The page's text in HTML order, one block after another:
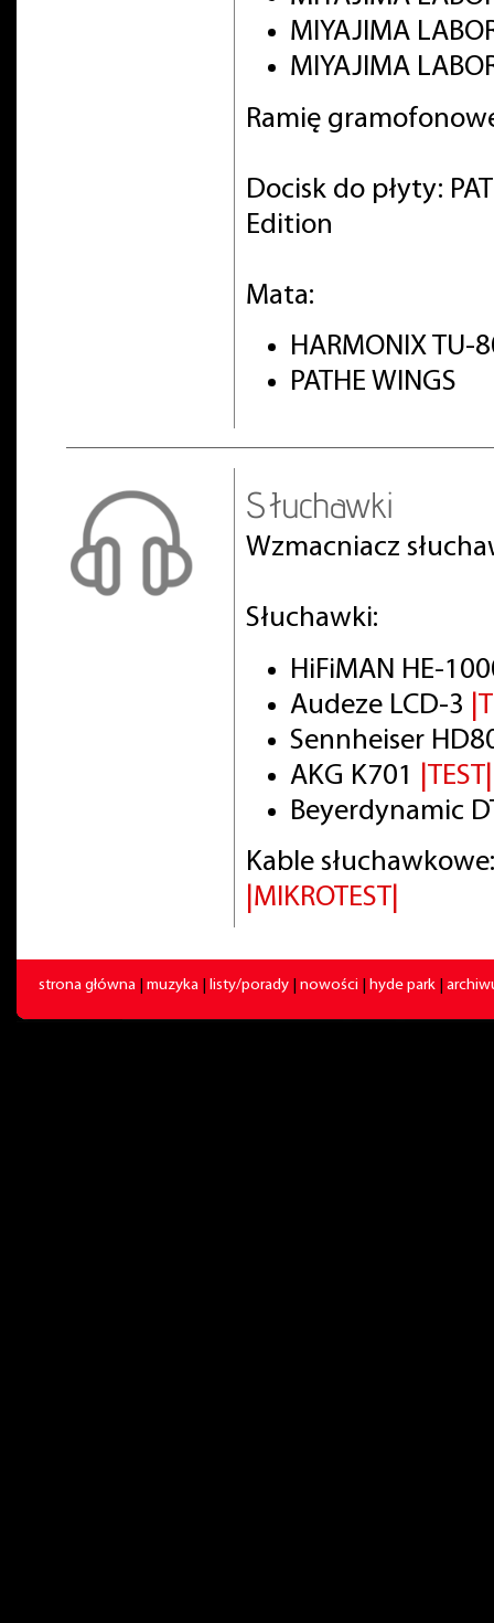
MIYAJIMA
MIYAJIMA
Ramię
Docisk do płyty:
Edition
Mata:
HARMONIX TU-
PATHE WINGS
Słuchawki
Wzmacniacz
Słuchawki:
HiFiMAN HE-
Audeze LCD-3
Sennheiser
AKG K701
|TEST|
Beyerdynamic
Kable
|MIKROTEST|
strona główna muzyka listy/porady nowości hyde park